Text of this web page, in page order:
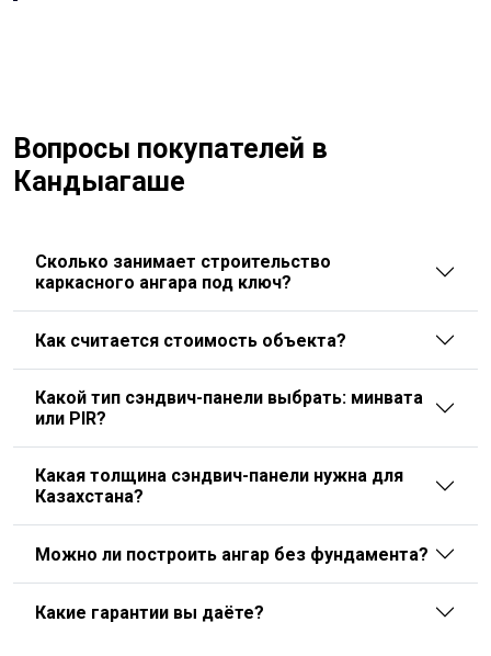
Вопросы покупателей в
Кандыагаше
Сколько занимает строительство
каркасного ангара под ключ?
Как считается стоимость объекта?
Какой тип сэндвич-панели выбрать: минвата
или PIR?
Какая толщина сэндвич-панели нужна для
Казахстана?
Можно ли построить ангар без фундамента?
Какие гарантии вы даёте?